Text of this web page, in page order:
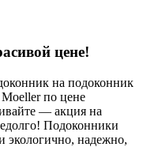
цене!
на подоконник
Moeller по цене
— акция на
Подоконники
экологично, надежно,